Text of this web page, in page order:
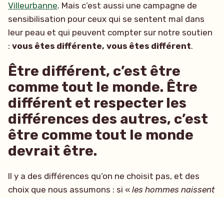
Villeurbanne. Mais c’est aussi une campagne de
sensibilisation pour ceux qui se sentent mal dans
leur peau et qui peuvent compter sur notre soutien
: vous êtes différente, vous êtes différent.
Être différent, c’est être
comme tout le monde. Être
différent et respecter les
différences des autres, c’est
être comme tout le monde
devrait être.
Il y a des différences qu’on ne choisit pas, et des
choix que nous assumons : si « les hommes naissent